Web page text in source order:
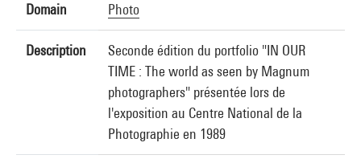
Domain Photo
Description
Seconde édition du portfolio "IN OUR
TIME : The world as seen by Magnum
photographers" présentée lors de
l'exposition au Centre National de la
Photographie en 1989